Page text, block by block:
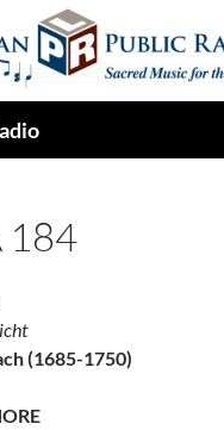
184
(1685-1750)